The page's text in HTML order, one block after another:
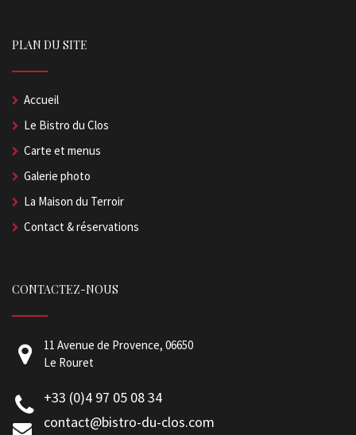
PLAN DU SITE
Accueil
Le Bistro du Clos
Carte et menus
Galerie photo
La Maison du Terroir
Contact & réservations
CONTACTEZ-NOUS
11 Avenue de Provence, 06650
Le Rouret
+33 (0)4 97 05 08 34
contact@bistro-du-clos.com